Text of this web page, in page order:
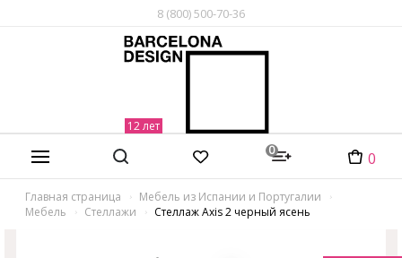
8 (800) 500-70-36
0 0
Главная страница
Мебель из Испании и Португалии
Мебель
Стеллажи Стеллаж Axis 2 черный ясень